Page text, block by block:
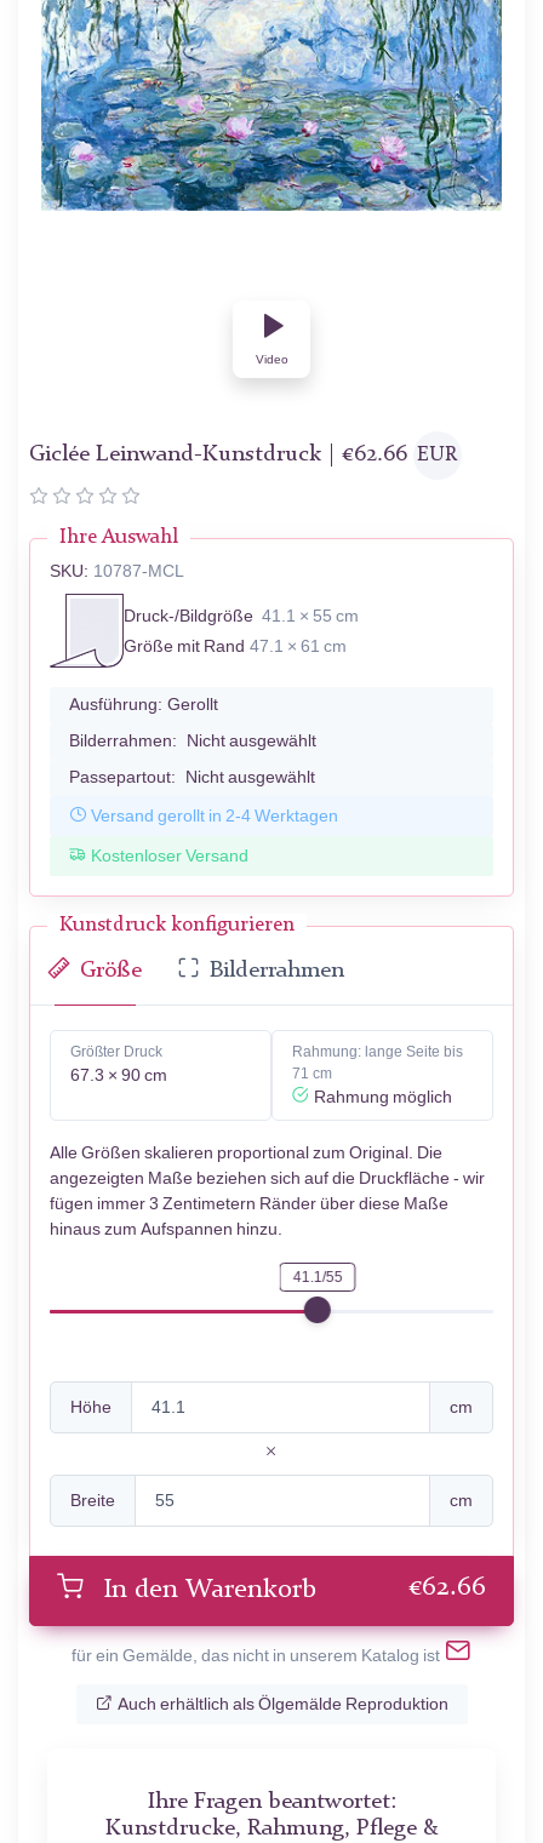
Video
Giclée Leinwand-Kunstdruck | €62.66 EUR
Ihre Auswahl
SKU: 10787-MCL
Druck-/Bildgröße 41.1 × 55 cm
Größe mit Rand 47.1 × 61 cm
Ausführung: Gerollt
Bilderrahmen: Nicht ausgewählt
Passepartout: Nicht ausgewählt
Versand gerollt in 2-4 Werktagen
Kostenloser Versand
Kunstdruck konfigurieren
Größe Bilderrahmen
Größter Druck
67.3 × 90 cm
Rahmung: lange Seite bis
71 cm
Rahmung möglich
Alle Größen skalieren proportional zum Original. Die
angezeigten Maße beziehen sich auf die Druckfläche - wir
fügen immer 3 Zentimetern Ränder über diese Maße
hinaus zum Aufspannen hinzu.
41.1/55
Höhe cm
Breite cm
In den Warenkorb €62.66
für ein Gemälde, das nicht in unserem Katalog ist
Auch erhältlich als Ölgemälde Reproduktion
Ihre Fragen beantwortet:
Kunstdrucke, Rahmung, Pflege &